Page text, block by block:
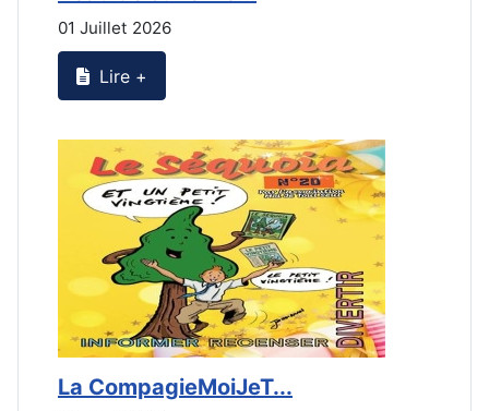
01 Juillet 2026
Lire +
La CompagieMoiJeT...